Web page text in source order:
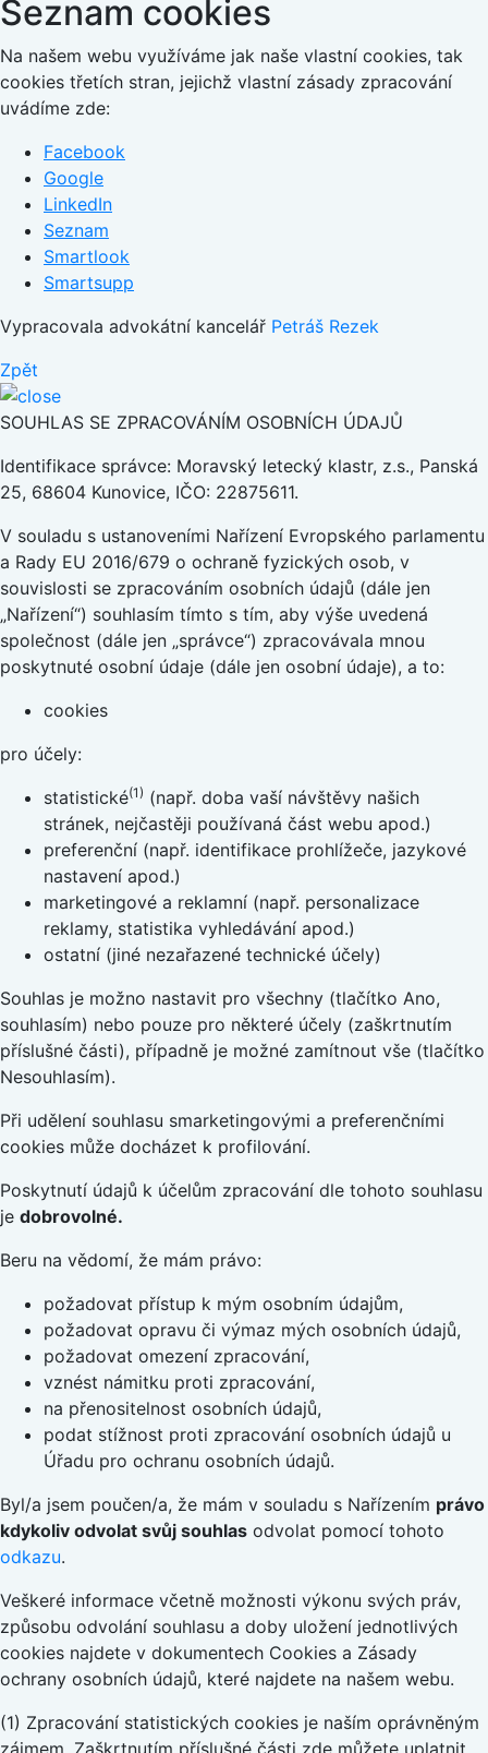
Seznam cookies
Na našem webu využíváme jak naše vlastní cookies, tak
cookies třetích stran, jejichž vlastní zásady zpracování
uvádíme zde:
Facebook
Google
LinkedIn
Seznam
Smartlook
Smartsupp
Vypracovala advokátní kancelář Petráš Rezek
Zpět
SOUHLAS SE ZPRACOVÁNÍM OSOBNÍCH ÚDAJŮ
Identifikace správce: Moravský letecký klastr, z.s., Panská
25, 68604 Kunovice, IČO: 22875611.
V souladu s ustanoveními Nařízení Evropského parlamentu
a Rady EU 2016/679 o ochraně fyzických osob, v
souvislosti se zpracováním osobních údajů (dále jen
„Nařízení“) souhlasím tímto s tím, aby výše uvedená
společnost (dále jen „správce“) zpracovávala mnou
poskytnuté osobní údaje (dále jen osobní údaje), a to:
cookies
pro účely:
statistické(1) (např. doba vaší návštěvy našich
stránek, nejčastěji používaná část webu apod.)
preferenční (např. identifikace prohlížeče, jazykové
nastavení apod.)
marketingové a reklamní (např. personalizace
reklamy, statistika vyhledávání apod.)
ostatní (jiné nezařazené technické účely)
Souhlas je možno nastavit pro všechny (tlačítko Ano,
souhlasím) nebo pouze pro některé účely (zaškrtnutím
příslušné části), případně je možné zamítnout vše (tlačítko
Nesouhlasím).
Při udělení souhlasu smarketingovými a preferenčními
cookies může docházet k profilování.
Poskytnutí údajů k účelům zpracování dle tohoto souhlasu
je dobrovolné.
Beru na vědomí, že mám právo:
požadovat přístup k mým osobním údajům,
požadovat opravu či výmaz mých osobních údajů,
požadovat omezení zpracování,
vznést námitku proti zpracování,
na přenositelnost osobních údajů,
podat stížnost proti zpracování osobních údajů u
Úřadu pro ochranu osobních údajů.
Byl/a jsem poučen/a, že mám v souladu s Nařízením právo
kdykoliv odvolat svůj souhlas odvolat pomocí tohoto
odkazu.
Veškeré informace včetně možnosti výkonu svých práv,
způsobu odvolání souhlasu a doby uložení jednotlivých
cookies najdete v dokumentech Cookies a Zásady
ochrany osobních údajů, které najdete na našem webu.
(1) Zpracování statistických cookies je naším oprávněným